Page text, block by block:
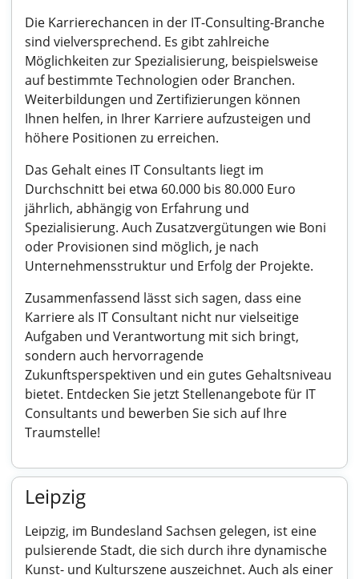
Die Karrierechancen in der IT-Consulting-Branche
sind vielversprechend. Es gibt zahlreiche
Möglichkeiten zur Spezialisierung, beispielsweise
auf bestimmte Technologien oder Branchen.
Weiterbildungen und Zertifizierungen können
Ihnen helfen, in Ihrer Karriere aufzusteigen und
höhere Positionen zu erreichen.
Das Gehalt eines IT Consultants liegt im
Durchschnitt bei etwa 60.000 bis 80.000 Euro
jährlich, abhängig von Erfahrung und
Spezialisierung. Auch Zusatzvergütungen wie Boni
oder Provisionen sind möglich, je nach
Unternehmensstruktur und Erfolg der Projekte.
Zusammenfassend lässt sich sagen, dass eine
Karriere als IT Consultant nicht nur vielseitige
Aufgaben und Verantwortung mit sich bringt,
sondern auch hervorragende
Zukunftsperspektiven und ein gutes Gehaltsniveau
bietet. Entdecken Sie jetzt Stellenangebote für IT
Consultants und bewerben Sie sich auf Ihre
Traumstelle!
Leipzig
Leipzig, im Bundesland Sachsen gelegen, ist eine
pulsierende Stadt, die sich durch ihre dynamische
Kunst- und Kulturszene auszeichnet. Auch als einer